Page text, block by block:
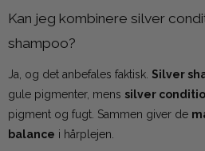
Kan jeg kombinere silver
shampoo?
Ja, og det anbefales faktisk. Silver
gule pigmenter, mens silver
pigment og fugt. Sammen giver de
balance i hårplejen.